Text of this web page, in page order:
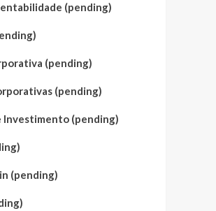
(pending)
(pending)
(pending)
Investimento (pending)
(pending)